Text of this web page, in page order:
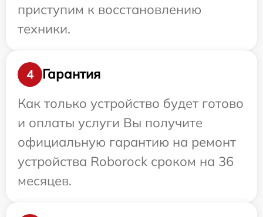
приступим к восстановлению
техники.
4
Гарантия
Как только устройство будет готово
и оплаты услуги Вы получите
официальную гарантию на ремонт
устройства Roborock сроком на 36
месяцев.